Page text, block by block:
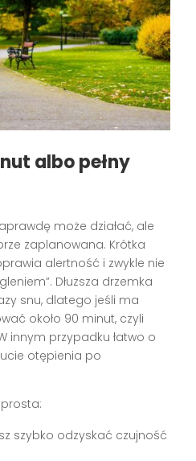
albo pełny
może działać, ale
zaplanowana. Krótka
alertność i zwykle nie
Dłuższa drzemka
snu, dlatego jeśli ma
około 90 minut, czyli
innym przypadku łatwo o
otępienia po
szybko odzyskać czujność